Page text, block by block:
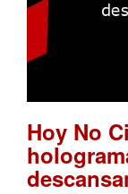
Hoy No